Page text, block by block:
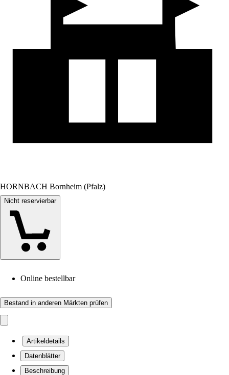
HORNBACH Bornheim (Pfalz)
Nicht reservierbar
Online bestellbar
Bestand in anderen Märkten prüfen
Artikeldetails
Datenblätter
Beschreibung